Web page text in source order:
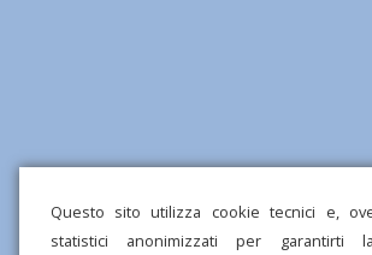
Questo sito utilizza cookie tecnici e,
statistici anonimizzati per garantirti